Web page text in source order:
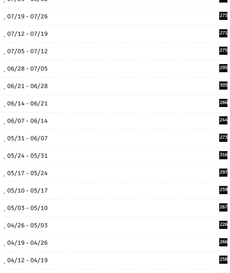
07/19 - 07/26 273
07/12 - 07/19 271
07/05 - 07/12 275
06/28 - 07/05 295
06/21 - 06/28 305
06/14 - 06/21 266
06/07 - 06/14 244
05/31 - 06/07 273
05/24 - 05/31 316
05/17 - 05/24 297
05/10 - 05/17 259
05/03 - 05/10 267
04/26 - 05/03 226
04/19 - 04/26 266
04/12 - 04/19 258